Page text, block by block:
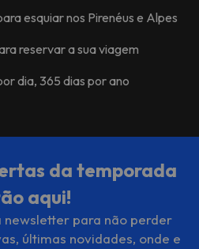
esquiar nos Pirenéus e Alpes
reservar a sua viagem
dia, 365 dias por ano
da temporada
aqui!
newsletter para não perder
últimas novidades, onde e